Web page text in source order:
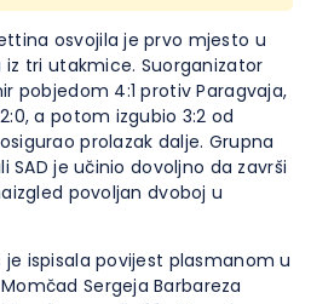
osvojila je prvo mjesto u
iz tri utakmice. Suorganizator
pobjedom 4:1 protiv Paragvaja,
a potom izgubio 3:2 od
prolazak dalje. Grupna
SAD je učinio dovoljno da završi
povoljan dvoboj u
ispisala povijest plasmanom u
Sergeja Barbareza